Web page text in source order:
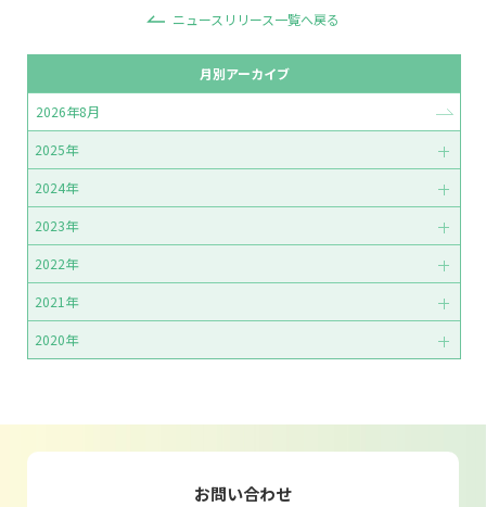
ニュースリリース一覧へ戻る
月別アーカイブ
2026年8月
2025年
2024年
2023年
2022年
2021年
2020年
お問い合わせ